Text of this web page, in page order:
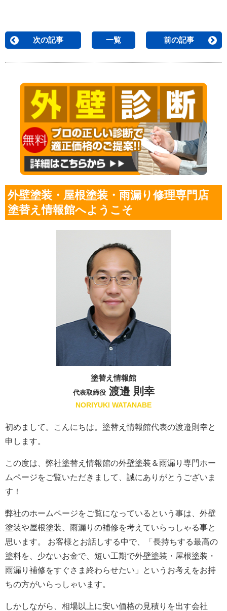
次の記事 一覧 前の記事
外壁塗装・屋根塗装・雨漏り修理専門店
塗替え情報館へようこそ
塗替え情報館
代表取締役渡邉 則幸
NORIYUKI WATANABE
初めまして。こんにちは。塗替え情報館代表の渡邉則幸と
申します。
この度は、弊社塗替え情報館の外壁塗装＆雨漏り専門ホー
ムページをご覧いただきまして、誠にありがとうございま
す！
弊社のホームページをご覧になっているという事は、外壁
塗装や屋根塗装、雨漏りの補修を考えていらっしゃる事と
思います。 お客様とお話しする中で、「長持ちする最高の
塗料を、少ないお金で、短い工期で外壁塗装・屋根塗装・
雨漏り補修をすぐさま終わらせたい」というお考えをお持
ちの方がいらっしゃいます。
しかしながら、相場以上に安い価格の見積りを出す会社